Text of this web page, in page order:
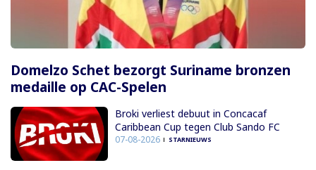
Domelzo Schet bezorgt Suriname bronzen
medaille op CAC-Spelen
Broki verliest debuut in Concacaf
Caribbean Cup tegen Club Sando FC
07-08-2026 STARNIEUWS